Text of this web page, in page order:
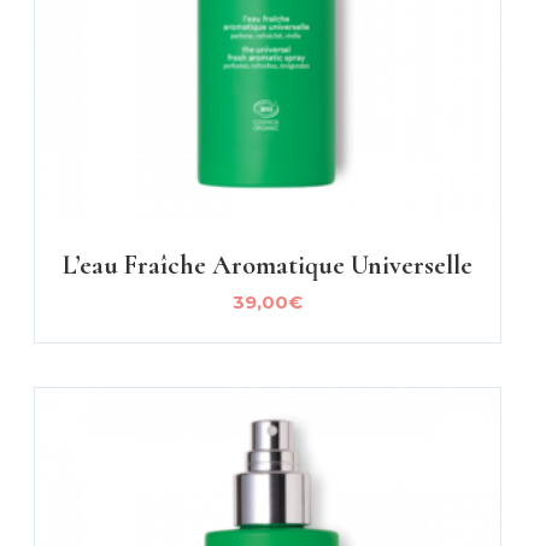
L’eau Fraîche Aromatique Universelle
39,00€